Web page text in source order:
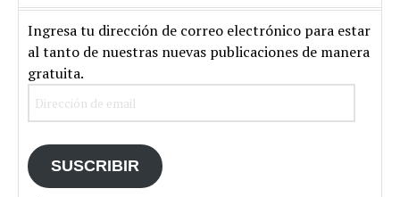
Ingresa tu dirección de correo electrónico para estar
al tanto de nuestras nuevas publicaciones de manera
gratuita.
SUSCRIBIR